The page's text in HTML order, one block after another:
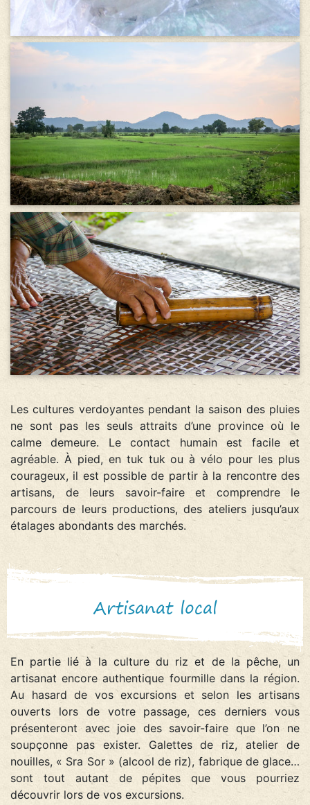
Les cultures verdoyantes pendant la saison des pluies
ne sont pas les seuls attraits d’une province où le
calme demeure. Le contact humain est facile et
agréable. À pied, en tuk tuk ou à vélo pour les plus
courageux, il est possible de partir à la rencontre des
artisans, de leurs savoir-faire et comprendre le
parcours de leurs productions, des ateliers jusqu’aux
étalages abondants des marchés.
Artisanat local
En partie lié à la culture du riz et de la pêche, un
artisanat encore authentique fourmille dans la région.
Au hasard de vos excursions et selon les artisans
ouverts lors de votre passage, ces derniers vous
présenteront avec joie des savoir-faire que l’on ne
soupçonne pas exister. Galettes de riz, atelier de
nouilles, « Sra Sor » (alcool de riz), fabrique de glace…
sont tout autant de pépites que vous pourriez
découvrir lors de vos excursions.